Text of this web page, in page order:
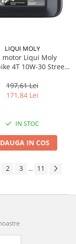
LIQUI MOLY
motor Liqui Moly
4T 10W-30 Street
197,61 Lei
171,84 Lei
IN STOC
IN COS
2 3 ... 11